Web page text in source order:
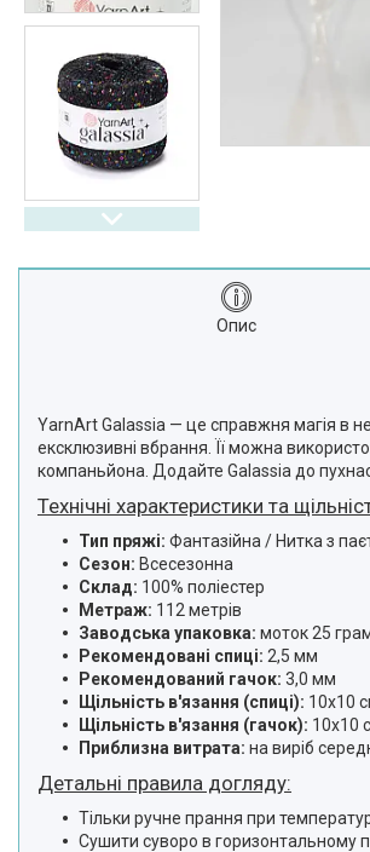
Опис
YarnArt Galassia — це справжня магія в
ексклюзивні вбрання. Її можна
компаньйона. Додайте Galassia до
Технічні характеристики та
Тип пряжі: Фантазійна / Нитка з
Сезон: Всесезонна
Склад: 100% поліестер
Метраж: 112 метрів
Заводська упаковка: моток 25
Рекомендовані спиці: 2,5 мм
Рекомендований гачок: 3,0 мм
Щільність в'язання (спиці): 10х10
Щільність в'язання (гачок): 10х10
Приблизна витрата: на виріб
Детальні правила догляду:
Тільки ручне прання при
Сушити суворо в горизонтальному